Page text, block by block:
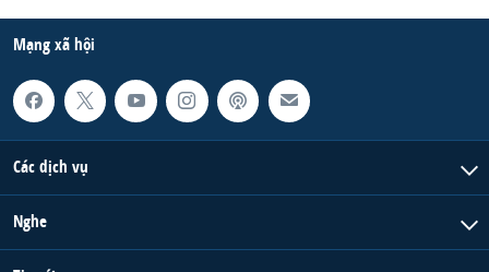
Mạng xã hội
Các dịch vụ
Nghe